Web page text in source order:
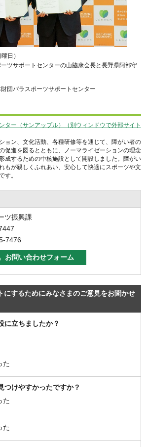
日）
ーツサポートセンターの山脇康会長と長野県阿部守
団パラスポーツサポートセンター
ター（サンアップル）（別ウィンドウで外部サイト
ョン、文化活動、各種研修等を通じて、障がい者の
促進を図るとともに、ノーマライゼーションの理念
成するための中核施設として開設しました。障がい
もが親しくふれあい、安心して快適にスポーツや文
す。
ツ振興課
7476
にするためにみなさまのご意見をお聞かせ
に立ちましたか？
た
つけやすかったですか？
た
た